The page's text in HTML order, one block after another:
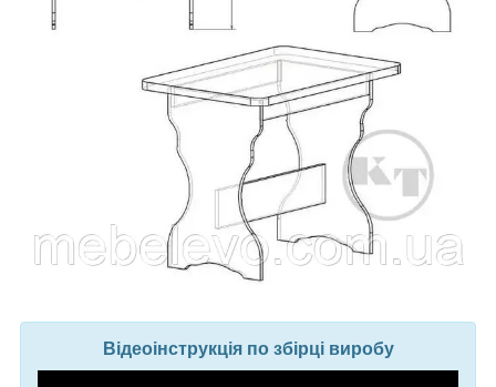
Відеоінструкція по збірці виробу